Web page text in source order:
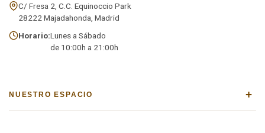
C/ Fresa 2, C.C. Equinoccio Park
28222 Majadahonda, Madrid
Horario:Lunes a Sábado
de 10:00h a 21:00h
NUESTRO ESPACIO +